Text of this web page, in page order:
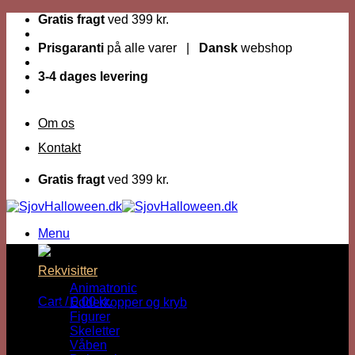
Fortsæt
indhold
Gratis fragt ved 399 kr.
Prisgaranti på alle varer | Dansk webshop
3-4 dages levering
Om os
Kontakt
Gratis fragt ved 399 kr.
Menu
Dage til Halloween :
Cart /0,00kr.
Rekvisitter
Animatronic
Edderkopper og kryb
Figurer
Skeletter
Våben